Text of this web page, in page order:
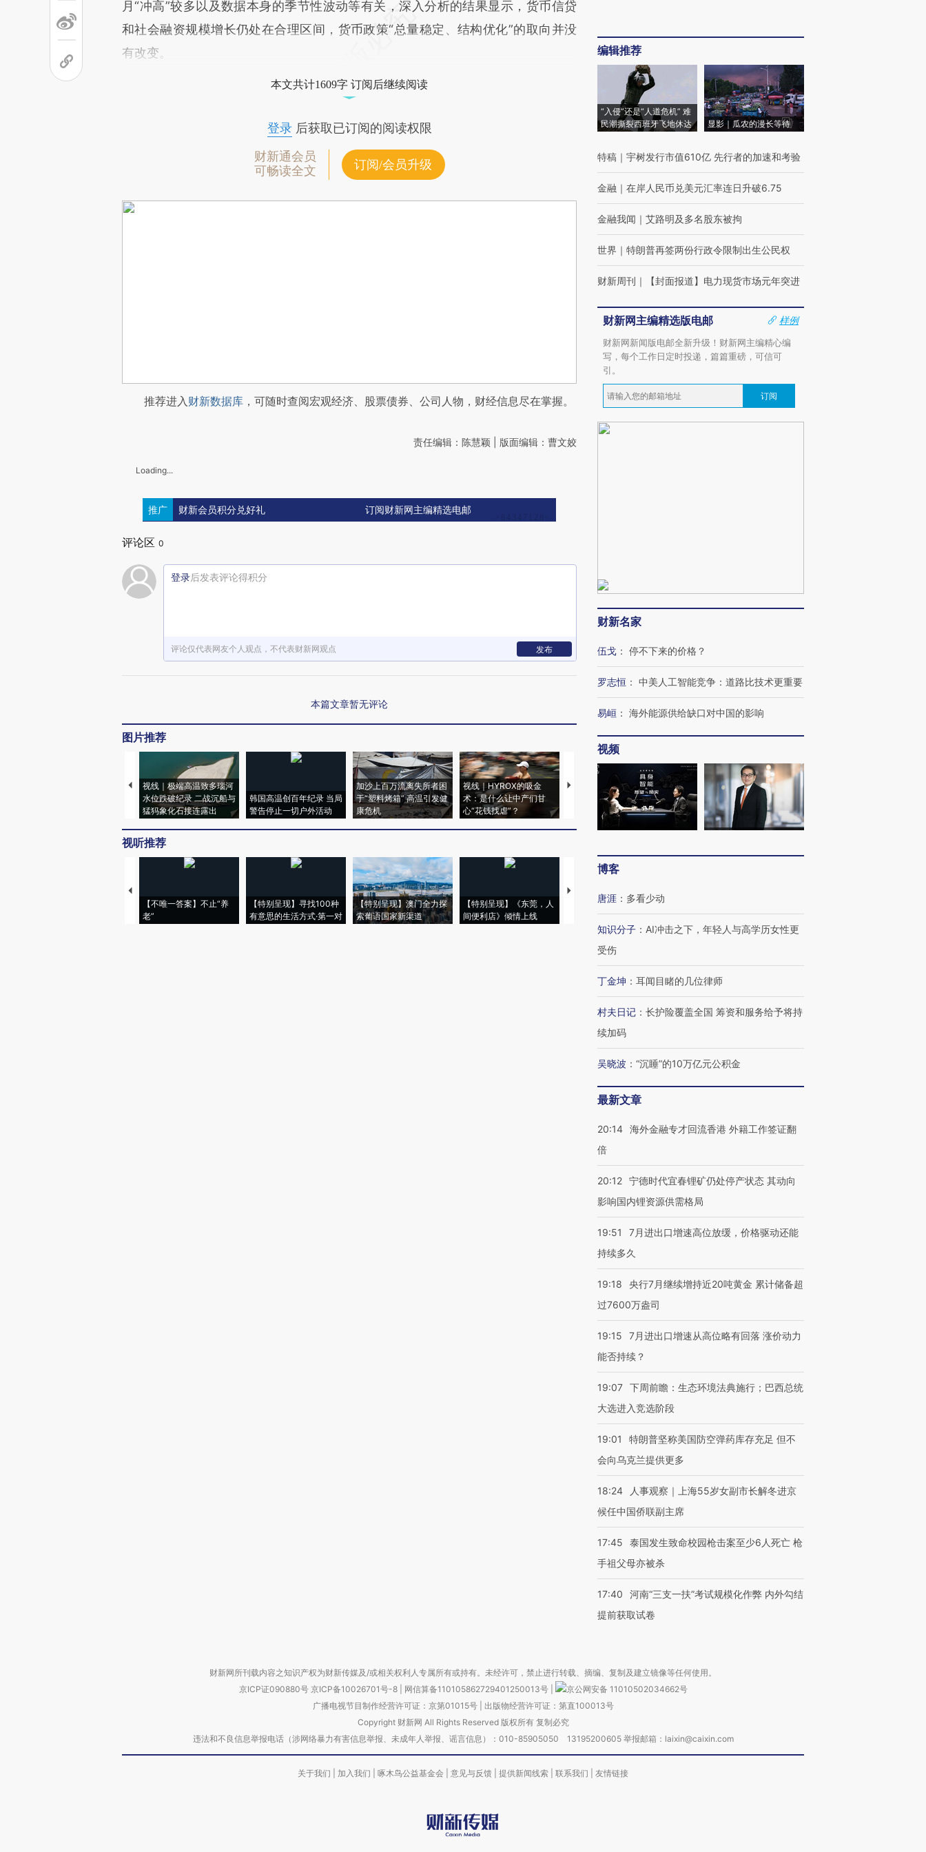
月“冲高”较多以及数据本身的季节性波动等有关，深入分析的结果显示，货币信贷
和社会融资规模增长仍处在合理区间，货币政策“总量稳定、结构优化”的取向并没
有改变。
本文共计1609字 订阅后继续阅读
登录后获取已订阅的阅读权限
财新通会员
可畅读全文
订阅/会员升级
推荐进入财新数据库 ，可随时查阅宏观经济、股票债券、公司人物，财经信息尽在掌握。
责任编辑：陈慧颖 | 版面编辑：曹文姣
Loading...
推广 财新会员积分兑好礼 订阅财新网主编精选电邮
评论区 0
登录后发表评论得积分
评论仅代表网友个人观点，不代表财新网观点 发布
本篇文章暂无评论
图片推荐
视线｜极端高温致多瑙河
水位跌破纪录 二战沉船与
猛犸象化石接连露出
韩国高温创百年纪录 当局
警告停止一切户外活动
加沙上百万流离失所者困
于“塑料烤箱” 高温引发健
康危机
视线｜HYROX的吸金
术：是什么让中产们甘
心“花钱找虐”？
马航飞行员跨国走私7万
粒摇头丸 尿检体内含3种
视线｜被称为“蟑螂”的印
度Z世代 用街头抗争将教
育部长拱下台
视线｜“入侵”还是“人道危
机”？难民潮撕裂西班牙
飞地休达
视听推荐
【不唯一答案】不止“养
老”
【特别呈现】寻找100种
有意思的生活方式·第一对
【特别呈现】澳门全力探
索葡语国家新渠道
【特别呈现】《东莞，人
间便利店》倾情上线
【推广】走进第四届链博
会，让数智科技“链”接产
有意思的生活方式·第三对
住三大增长引擎是什么？
编辑推荐
“入侵”还是“人道危机” 难
民潮撕裂西班牙飞地休达
显影｜瓜农的漫长等待
特稿 ｜ 宇树发行市值610亿 先行者的加速和考验
金融 ｜ 在岸人民币兑美元汇率连日升破6.75
金融我闻 ｜ 艾路明及多名股东被拘
世界 ｜ 特朗普再签两份行政令限制出生公民权
财新周刊 ｜ 【封面报道】电力现货市场元年突进
财新网主编精选版电邮
样例
财新网新闻版电邮全新升级！财新网主编精心编
写，每个工作日定时投递，篇篇重磅，可信可
引。
订阅
财新名家
伍戈 ： 停不下来的价格？
罗志恒 ： 中美人工智能竞争：道路比技术更重要
易峘 ： 海外能源供给缺口对中国的影响
视频
博客
唐涯 ： 多看少动
知识分子 ： AI冲击之下，年轻人与高学历女性更
受伤
丁金坤 ： 耳闻目睹的几位律师
村夫日记 ： 长护险覆盖全国 筹资和服务给予将持
续加码
吴晓波 ： “沉睡”的10万亿元公积金
最新文章
20:14 海外金融专才回流香港 外籍工作签证翻
倍
20:12 宁德时代宜春锂矿仍处停产状态 其动向
影响国内锂资源供需格局
19:51
7月进出口增速高位放缓，价格驱动还能
持续多久
19:18
央行7月继续增持近20吨黄金 累计储备超
过7600万盎司
19:15
7月进出口增速从高位略有回落 涨价动力
能否持续？
19:07 下周前瞻：生态环境法典施行；巴西总统
大选进入竞选阶段
19:01
特朗普坚称美国防空弹药库存充足 但不
会向乌克兰提供更多
18:24
人事观察｜上海55岁女副市长解冬进京
候任中国侨联副主席
17:45
泰国发生致命校园枪击案至少6人死亡 枪
手祖父母亦被杀
17:40
河南“三支一扶”考试规模化作弊 内外勾结
提前获取试卷
财新网所刊载内容之知识产权为财新传媒及/或相关权利人专属所有或持有。未经许可，禁止进行转载、摘编、复制及建立镜像等任何使用。
京ICP证090880号 京ICP备10026701号-8 网信算备110105862729401250013号
京公网安备 11010502034662号
广播电视节目制作经营许可证：京第01015号| 出版物经营许可证：第直100013号
Copyright 财新网 All Rights Reserved 版权所有 复制必究
违法和不良信息举报电话（涉网络暴力有害信息举报、未成年人举报、谣言信息）：010-85905050 13195200605 举报邮箱：laixin@caixin.com
关于我们 加入我们 啄木鸟公益基金会 意见与反馈 提供新闻线索 联系我们 友情链接